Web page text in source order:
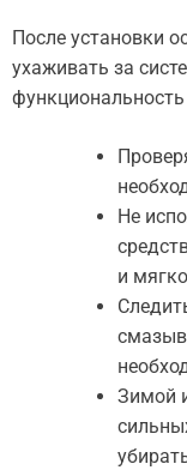
После установки
ухаживать за
Не
и
Зимой